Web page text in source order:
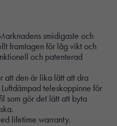
smidigaste och
framtagen för låg vikt och
och patenterad
att den är lika lätt att dra
teleskoppinne för
som gör det lätt att byta
lifetime warranty.